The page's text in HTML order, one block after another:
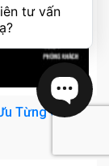
Từng Cen-ti-
tư vấn